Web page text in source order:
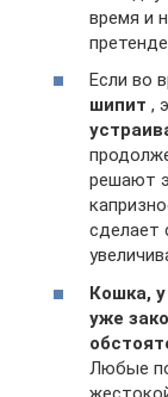
время и
Если во
шипит ,
решают
сделает
Кошка,
уже
Любые